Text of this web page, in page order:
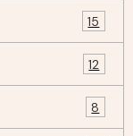
15
12
8